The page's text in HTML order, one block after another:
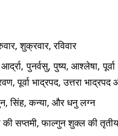
शुक्रवार, रविवार
पुनर्वसु, पुष्य, आश्लेषा, पूर्वा
पूर्वा भाद्रपद, उत्तरा
सिंह, कन्या, और धनु लग्न
सप्तमी, फाल्गुन शुक्ल की